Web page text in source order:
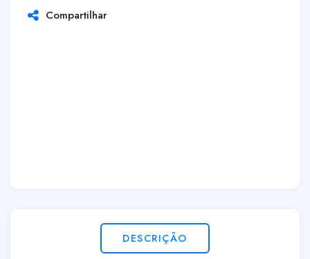
Compartilhar
DESCRIÇÃO